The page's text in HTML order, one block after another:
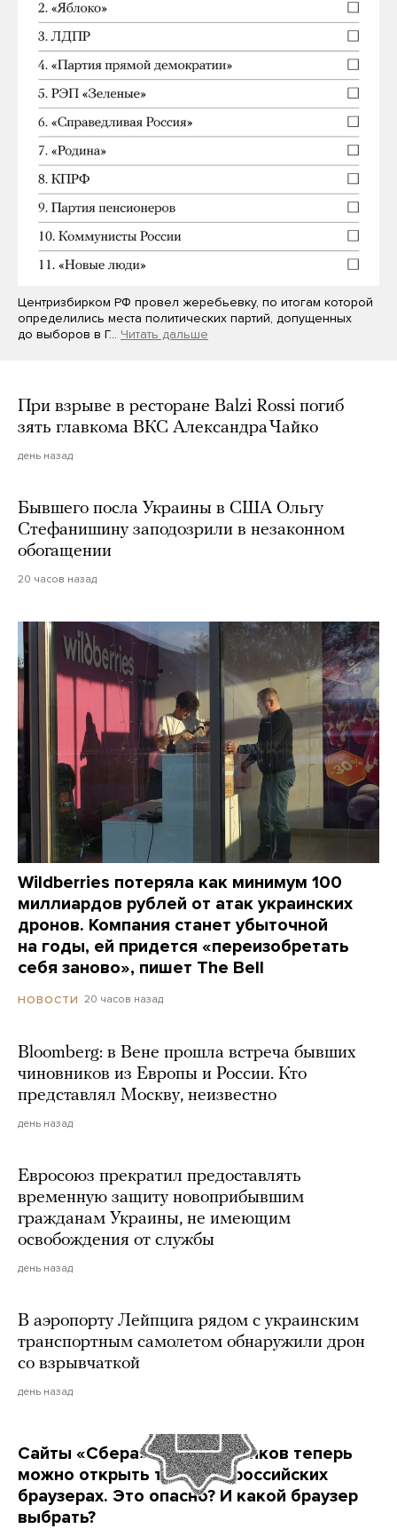
Центризбирком РФ провел жеребьевку, по итогам которой
определились места политических партий, допущенных
до выборов в Г… Читать дальше
При взрыве в ресторане Balzi Rossi погиб
зять главкома ВКС Александра Чайко
день назад
Бывшего посла Украины в США Ольгу
Стефанишину заподозрили в незаконном
обогащении
20 часов назад
Wildberries потеряла как минимум 100
миллиардов рублей от атак украинских
дронов. Компания станет убыточной
на годы, ей придется «переизобретать
себя заново», пишет The Bell
НОВОСТИ 20 часов назад
Bloomberg: в Вене прошла встреча бывших
чиновников из Европы и России. Кто
представлял Москву, неизвестно
день назад
Евросоюз прекратил предоставлять
временную защиту новоприбывшим
гражданам Украины, не имеющим
освобождения от службы
день назад
В аэропорту Лейпцига рядом с украинским
транспортным самолетом обнаружили дрон
со взрывчаткой
день назад
Сайты «Сбера» и других банков теперь
можно открыть только в российских
браузерах. Это опасно? И какой браузер
выбрать?